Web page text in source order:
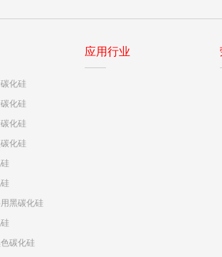
化硅
化硅
化硅
化硅
黑碳化硅
碳化硅
应用行业